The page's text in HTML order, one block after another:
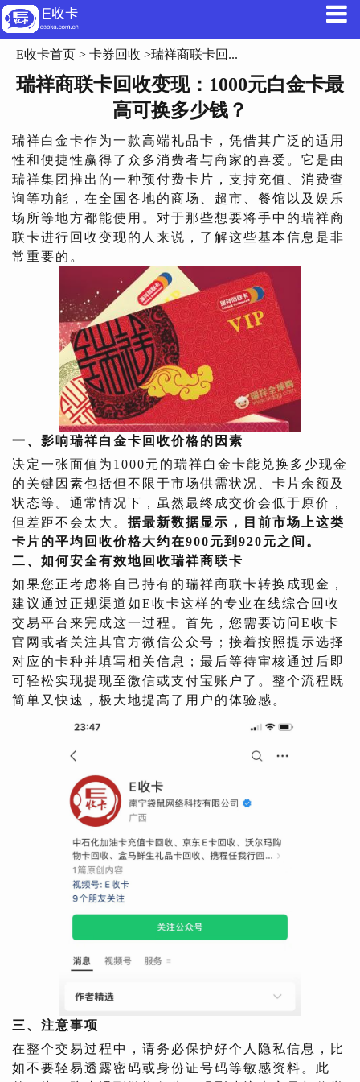
E收卡首页 > 卡券回收 >瑞祥商联卡回...
瑞祥商联卡回收变现：1000元白金卡最
高可换多少钱？
瑞祥白金卡作为一款高端礼品卡，凭借其广泛的适用
性和便捷性赢得了众多消费者与商家的喜爱。它是由
瑞祥集团推出的一种预付费卡片，支持充值、消费查
询等功能，在全国各地的商场、超市、餐馆以及娱乐
场所等地方都能使用。对于那些想要将手中的瑞祥商
联卡进行回收变现的人来说，了解这些基本信息是非
常重要的。
一、影响瑞祥白金卡回收价格的因素
决定一张面值为1000元的瑞祥白金卡能兑换多少现金
的关键因素包括但不限于市场供需状况、卡片余额及
状态等。通常情况下，虽然最终成交价会低于原价，
但差距不会太大。 据最新数据显示，目前市场上这类
卡片的平均回收价格大约在900元到920元之间。
二、如何安全有效地回收瑞祥商联卡
如果您正考虑将自己持有的瑞祥商联卡转换成现金，
建议通过正规渠道如E收卡这样的专业在线综合回收
交易平台来完成这一过程。首先，您需要访问E收卡
官网或者关注其官方微信公众号；接着按照提示选择
对应的卡种并填写相关信息；最后等待审核通过后即
可轻松实现提现至微信或支付宝账户了。整个流程既
简单又快速，极大地提高了用户的体验感。
三、注意事项
在整个交易过程中，请务必保护好个人隐私信息，比
如不要轻易透露密码或身份证号码等敏感资料。此